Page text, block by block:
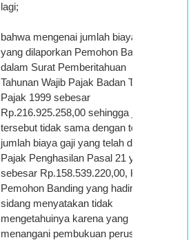
lagi;
bahwa mengenai jumlah biaya gaji
yang dilaporkan Pemohon Banding
dalam Surat Pemberitahuan
Tahunan Wajib Pajak Badan Tahun
Pajak 1999 sebesar
Rp.216.925.258,00 sehingga jumlah
tersebut tidak sama dengan total
jumlah biaya gaji yang telah dipotong
Pajak Penghasilan Pasal 21 yaitu
sebesar Rp.158.539.220,00, Kuasa
Pemohon Banding yang hadir dalam
sidang menyatakan tidak
mengetahuinya karena yang
menangani pembukuan perusahaan